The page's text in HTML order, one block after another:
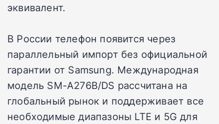
эквивалент.
В России телефон появится через
параллельный импорт без официальной
гарантии от Samsung. Международная
модель SM-A276B/DS рассчитана на
глобальный рынок и поддерживает все
необходимые диапазоны LTE и 5G для